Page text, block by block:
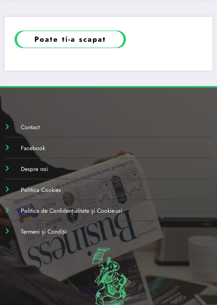
Poate ti-a scapat
Contact
Facebook
Despre noi
Politica Cookies
Politica de Confidențialitate și Cookie-uri
Termeni și Condiții